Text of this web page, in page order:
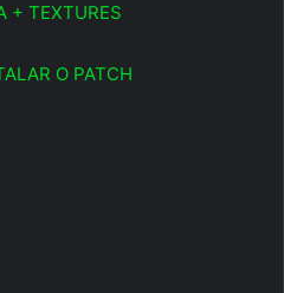
+ TEXTURES
O PATCH